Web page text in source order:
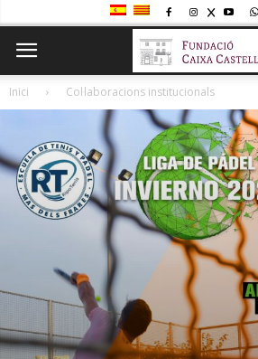
Inici Col·laboracions institucionals